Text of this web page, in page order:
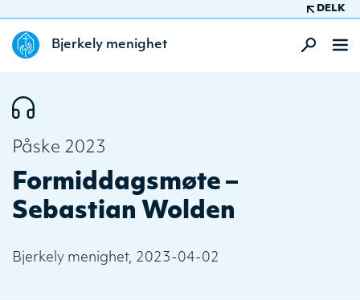
DELK
Bjerkely menighet
Påske 2023
Formiddagsmøte –
Sebastian Wolden
Bjerkely menighet, 2023-04-02